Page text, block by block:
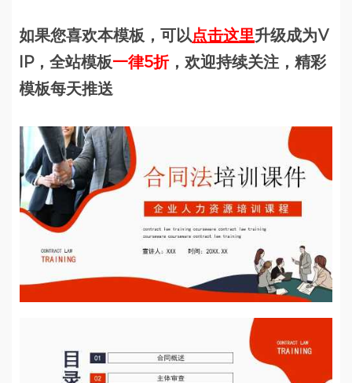
如果您喜欢本模板，可以点击这里升级成为V
IP，全站模板一律5折，欢迎持续关注，精彩
模板每天推送